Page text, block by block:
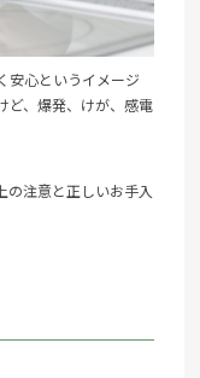
安心というイメージ
ど、爆発、けが、感電
の注意と正しいお手入